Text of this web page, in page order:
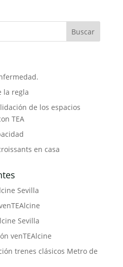
la regla
de los espacios
TEA
en casa
Sevilla
Sevilla
venTEAlcine
trenes clásicos Metro de